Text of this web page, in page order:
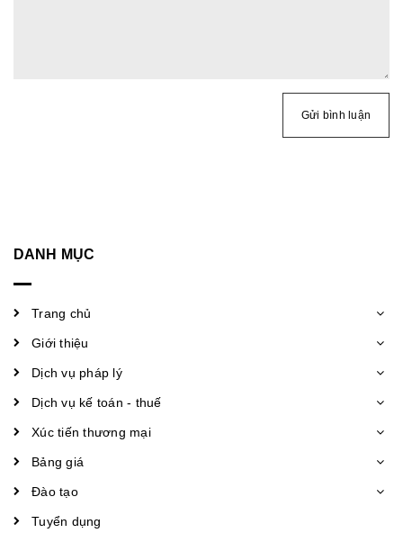
Gửi bình luận
DANH MỤC
Trang chủ
Giới thiệu
Dịch vụ pháp lý
Dịch vụ kế toán - thuế
Xúc tiến thương mại
Bảng giá
Đào tạo
Tuyển dụng